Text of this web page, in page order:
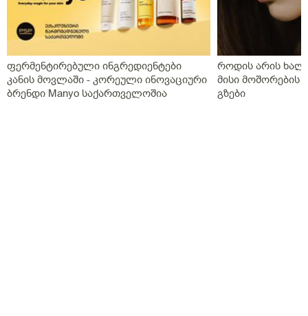
ფერმენტირებული ინგრედიენტები
კანის მოვლაში - კორეული ინოვაციური
ბრენდი Manyo საქართველოშია
როდის არის
მისი მოშორების
გზები